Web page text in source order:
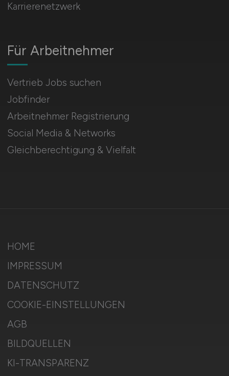
Für Arbeitnehmer
Vertrieb Jobs suchen
Jobfinder
Arbeitnehmer Registrierung
Social Media & Networks
Gleichberechtigung & Vielfalt
Karrierenetzwerk
HOME
IMPRESSUM
DATENSCHUTZ
COOKIE-EINSTELLUNGEN
AGB
BILDQUELLEN
KI-TRANSPARENZ